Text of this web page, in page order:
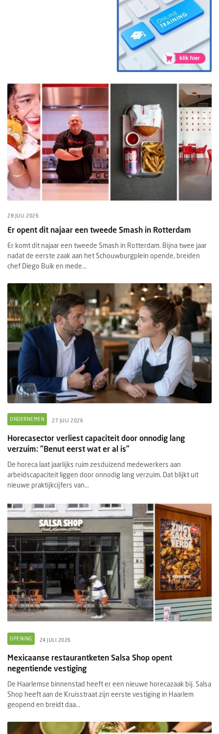
28 JULI 2026
Er opent dit najaar een tweede Smash in Rotterdam
Er komt dit najaar een tweede Smash in Rotterdam. Bijna twee jaar
nadat de eerste zaak aan het Schouwburgplein opende, breiden
chef Diego Buik en mede...
ONDERNEMEN 27 JULI 2026
Horecasector verliest capaciteit door onnodig lang
verzuim: “Benut eerst wat er al is”
De horeca laat jaarlijks ruim zesduizend medewerkers aan
arbeidscapaciteit liggen door onnodig lang verzuim. Dat blijkt uit
nieuwe praktijkcijfers van...
OPENING 24 JULI 2026
Mexicaanse restaurantketen Salsa Shop opent
negentiende vestiging
De Haarlemse binnenstad heeft er een nieuwe horecazaak bij. Salsa
Shop heeft aan de Kruisstraat zijn eerste vestiging in Haarlem
geopend en breidt daa...